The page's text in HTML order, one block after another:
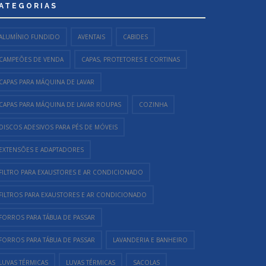
FUNDIDO AVENTAIS CABIDES
CAMPEÕES DE VENDA CAPAS, PROTETORES E CORTINAS
CAPAS PARA MÁQUINA DE LAVAR
CAPAS PARA MÁQUINA DE LAVAR ROUPAS COZINHA
DISCOS ADESIVOS PARA PÉS DE MÓVEIS
EXTENSÕES E ADAPTADORES
FILTRO PARA EXAUSTORES E AR CONDICIONADO
FILTROS PARA EXAUSTORES E AR CONDICIONADO
FORROS PARA TÁBUA DE PASSAR
FORROS PARA TÁBUA DE PASSAR LAVANDERIA E BANHEIRO
LUVAS TÉRMICAS LUVAS TÉRMICAS SACOLAS